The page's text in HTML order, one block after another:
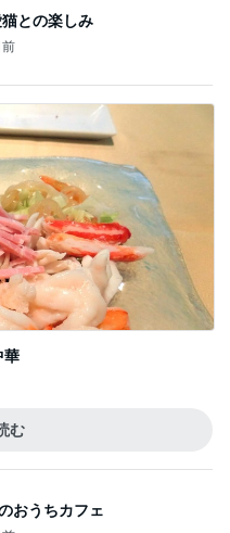
との楽しみ
前
華
む
おうちカフェ